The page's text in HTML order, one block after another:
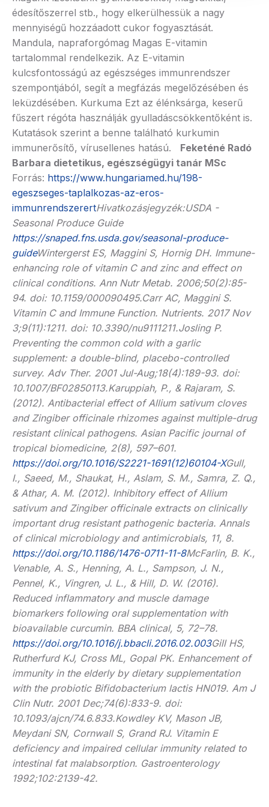
édesítőszerrel stb., hogy elkerülhessük a nagy
mennyiségű hozzáadott cukor fogyasztását.
Mandula, napraforgómag Magas E-vitamin
tartalommal rendelkezik. Az E-vitamin
kulcsfontosságú az egészséges immunrendszer
szempontjából, segít a megfázás megelőzésében és
leküzdésében. Kurkuma Ezt az élénksárga, keserű
fűszert régóta használják gyulladáscsökkentőként is.
Kutatások szerint a benne található kurkumin
immunerősítő, vírusellenes hatású. Feketéné Radó
Barbara dietetikus, egészségügyi tanár MSc
Forrás: https://www.hungariamed.hu/198-
egeszseges-taplalkozas-az-eros-
immunrendszerertHivatkozásjegyzék:USDA -
Seasonal Produce Guide
https://snaped.fns.usda.gov/seasonal-produce-
guideWintergerst ES, Maggini S, Hornig DH. Immune-
enhancing role of vitamin C and zinc and effect on
clinical conditions. Ann Nutr Metab. 2006;50(2):85-
94. doi: 10.1159/000090495.Carr AC, Maggini S.
Vitamin C and Immune Function. Nutrients. 2017 Nov
3;9(11):1211. doi: 10.3390/nu9111211.Josling P.
Preventing the common cold with a garlic
supplement: a double-blind, placebo-controlled
survey. Adv Ther. 2001 Jul-Aug;18(4):189-93. doi:
10.1007/BF02850113.Karuppiah, P., & Rajaram, S.
(2012). Antibacterial effect of Allium sativum cloves
and Zingiber officinale rhizomes against multiple-drug
resistant clinical pathogens. Asian Pacific journal of
tropical biomedicine, 2(8), 597–601.
https://doi.org/10.1016/S2221-1691(12)60104-XGull,
I., Saeed, M., Shaukat, H., Aslam, S. M., Samra, Z. Q.,
& Athar, A. M. (2012). Inhibitory effect of Allium
sativum and Zingiber officinale extracts on clinically
important drug resistant pathogenic bacteria. Annals
of clinical microbiology and antimicrobials, 11, 8.
https://doi.org/10.1186/1476-0711-11-8McFarlin, B. K.,
Venable, A. S., Henning, A. L., Sampson, J. N.,
Pennel, K., Vingren, J. L., & Hill, D. W. (2016).
Reduced inflammatory and muscle damage
biomarkers following oral supplementation with
bioavailable curcumin. BBA clinical, 5, 72–78.
https://doi.org/10.1016/j.bbacli.2016.02.003Gill HS,
Rutherfurd KJ, Cross ML, Gopal PK. Enhancement of
immunity in the elderly by dietary supplementation
with the probiotic Bifidobacterium lactis HN019. Am J
Clin Nutr. 2001 Dec;74(6):833-9. doi:
10.1093/ajcn/74.6.833.Kowdley KV, Mason JB,
Meydani SN, Cornwall S, Grand RJ. Vitamin E
deficiency and impaired cellular immunity related to
intestinal fat malabsorption. Gastroenterology
1992;102:2139-42.